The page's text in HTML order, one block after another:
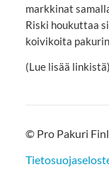
markkinat
Riski houkuttaa
koivikoita
(Lue lisää linkistä)
© Pro Pakuri